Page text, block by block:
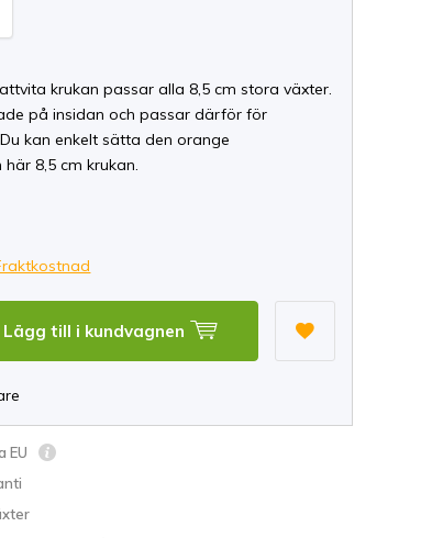
krukan passar alla 8,5 cm stora växter.
på insidan och passar därför för
kan enkelt sätta den orange
8,5 cm krukan.
Lägg till i kundvagnen
EU